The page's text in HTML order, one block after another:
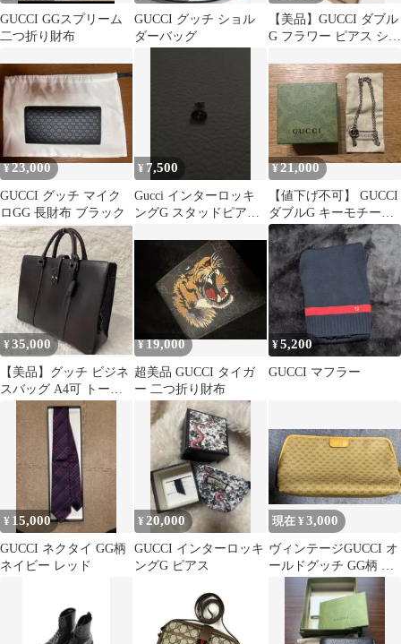
GUCCI GGスプリーム
二つ折り財布
GUCCI グッチ ショル
ダーバッグ
【美品】GUCCI ダブル
G フラワー ピアス シル
¥23,000
GUCCI グッチ マイク
ロGG 長財布 ブラック
¥ 7,500
Gucci インターロッキ
ングG スタッドピアス
¥21,000
【値下げ不可】 GUCCI
ダブルG キーモチーフ
ネックレス
¥35,000
【美品】グッチ ビジネ
スバッグ A4可 トート
バッグ ジャッキー 金具
レザー
¥19,000
超美品 GUCCI タイガ
ー 二つ折り財布
¥5,200
GUCCI マフラー
¥ 15,000
GUCCI ネクタイ GG柄
ネイビー レッド
¥ 20,000
GUCCI インターロッキ
ングG ピアス
現在 ¥3,000
ヴィンテージGUCCI オ
ールドグッチ GG柄 ク
ラッチバッグ